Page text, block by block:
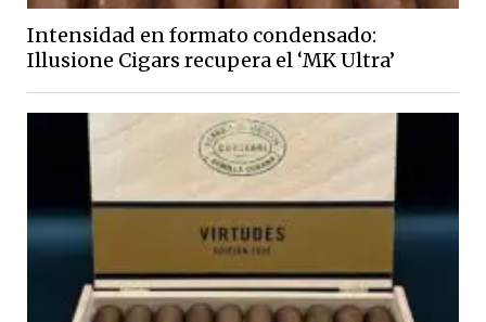
Intensidad en formato condensado:
Illusione Cigars recupera el ‘MK Ultra’